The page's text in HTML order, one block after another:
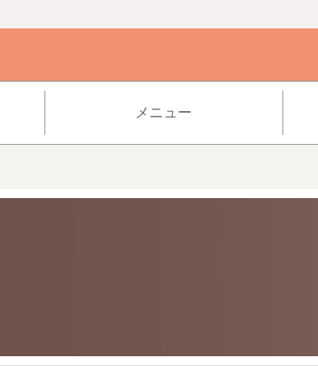
メニュー